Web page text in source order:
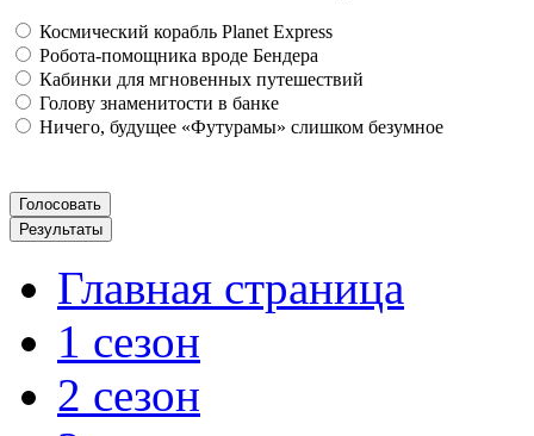
Космический корабль Planet Express
Робота-помощника вроде Бендера
Кабинки для мгновенных путешествий
Голову знаменитости в банке
Ничего, будущее «Футурамы» слишком безумное
Главная страница
1 сезон
2 сезон